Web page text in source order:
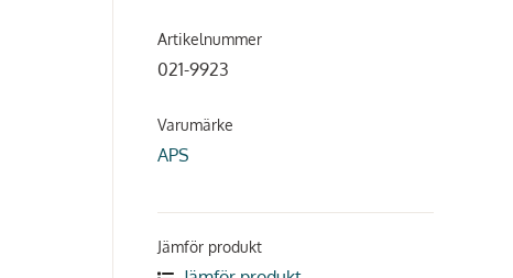
Artikelnummer
021-9923
Varumärke
APS
Jämför produkt